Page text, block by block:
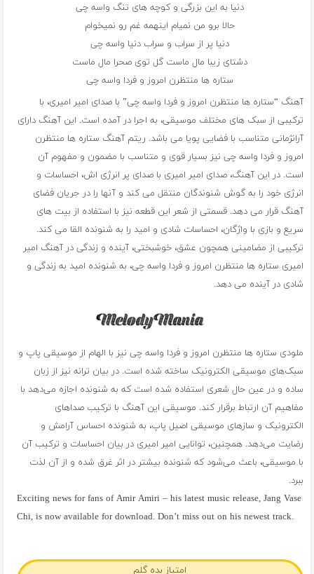
دنیا به این بزرگی و کوچه های تنگ واسه چی
حالا برو من نمیام اینهمه غم رو نمیخوام
دنیا پر از سراب و سراب دنیا واسه چی
دشتای زیبا مال ماست گل توی صحرا مال ماست
ستاره ها منتظرن امروز و فردا واسه چی
آهنگ “ستاره ها منتظرن امروز و فردا واسه چی” با صدای امیر امیری، با
ترکیبی از سبک های مختلف موسیقی، به اجرا در آمده است. این آهنگ دارای
آرانژمانی متناسب با فضایی پویا می باشد. ریتم آهنگ ستاره ها منتظرن
امروز و فردا واسه چی نیز بسیار قوی و متناسب با مضمون و مفهوم آن
است. در این آهنگ، صدای امیر امیری با صدای پر انرژی اش، احساسات و
انرژی خود را به گوش شنوندگان منتقل می کند و آنها را در جریان فضای
آهنگ قرار می دهد. قسمتی از شعر این قطعه نیز با استفاده از بیت های
سریع و بازی با واژگان، احساسات شادی و امید را به شنونده القا می کند.
ترکیبی از مضامینی همچون عشق، خوشبختی، آینده و زندگی در آهنگ امیر
امیری ستاره ها منتظرن امروز و فردا واسه چی، به شنونده امید به زندگی و
شادی در آینده می دهد.
ملودی ستاره ها منتظرن امروز و فردا واسه چی نیز با الهام از موسیقی پاپ و
سبک‌های موسیقی الکترونیک ساخته شده است. در بیان ترانه نیز از زبان
ساده و در عین حال شعری استفاده شده است که به شنونده اجازه می‌دهد با
مفاهیم آن ارتباط برقرار کند. موسیقی این آهنگ با ترکیب صداهای
الکترونیک و سازهای موسیقی اصیل پاپ، به شنونده احساس آرامش و
رضایت می‌دهد. همچنین، توانایی امیر امیری در بیان احساسات و ترکیب آن
با موسیقی، باعث می‌شود که شنونده بیشتر در اثر غرق شده و از آن لذت
ببرد.
Exciting news for fans of Amir Amiri – his latest music release, Jang Vase
Chi, is now available for download. Don’t miss out on his newest track.
امتیاز بده گلم